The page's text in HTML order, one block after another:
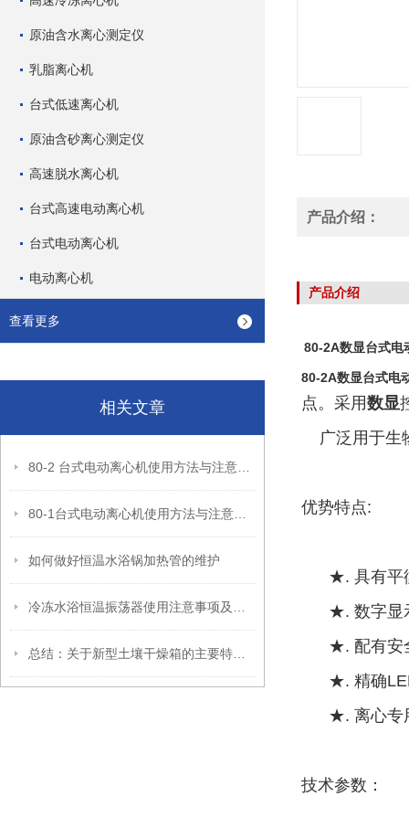
原油含水离心测定仪
乳脂离心机
台式低速离心机
原油含砂离心测定仪
高速脱水离心机
台式高速电动离心机
台式电动离心机
电动离心机
查看更多
相关文章
如何做好恒温水浴锅加热管的维护
产品介绍：
产品介绍
80-2A数显台式电
80-2A数显台式电
点。采用数显
广泛用于生
优势特点:
★. 具
★. 数字显
★. 配有安
★. 精确LED
★. 离心专用
技术参数：